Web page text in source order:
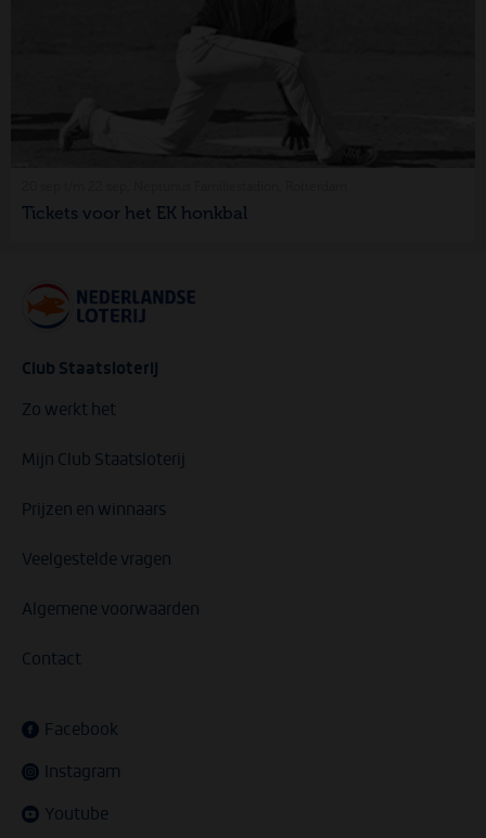
Tickets voor het EK honkbal
Club Staatsloterij
Zo werkt het
Mijn Club Staatsloterij
Prijzen en winnaars
Veelgestelde vragen
Algemene voorwaarden
Contact
Facebook
Instagram
Youtube